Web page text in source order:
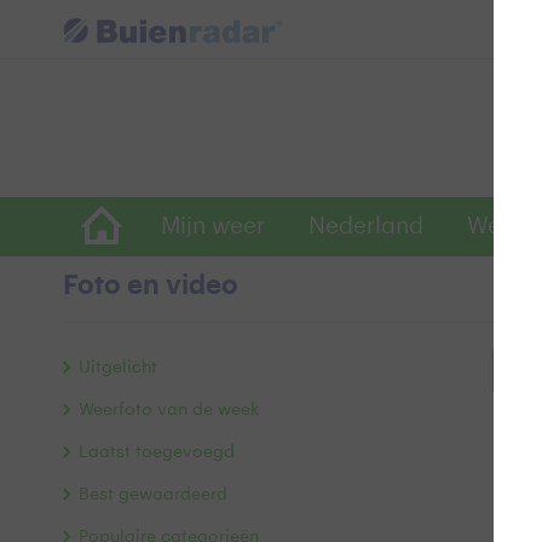
Mijn weer Nederland
Foto en video
Uitgelicht
Weerfoto van de week
Laatst toegevoegd
Best gewaardeerd
Populaire categorieën